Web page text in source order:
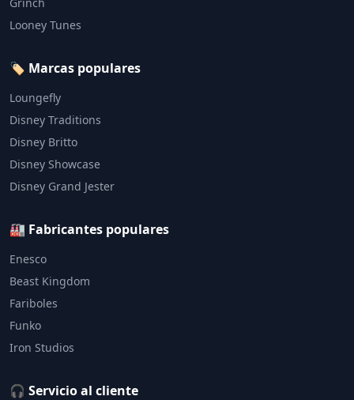
Looney Tunes
🏷️ Marcas populares
Loungefly
Disney Traditions
Disney Britto
Disney Showcase
Disney Grand Jester
🏭 Fabricantes populares
Enesco
Beast Kingdom
Fariboles
Funko
Iron Studios
🎧 Servicio al cliente